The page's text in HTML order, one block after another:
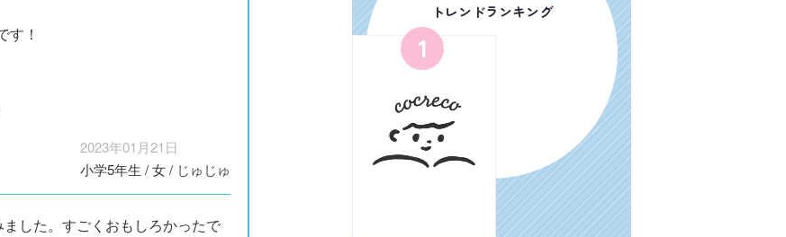
す！
2023年01月21日
小学5年生 /女/ じゅじゅ
した。すごくおもしろかったで
トレンドランキング
1